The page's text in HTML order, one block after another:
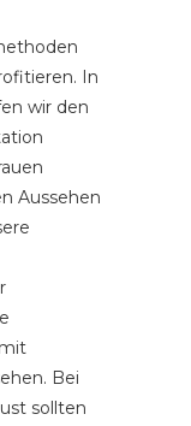
In
wir den
Aussehen
Bei
sollten